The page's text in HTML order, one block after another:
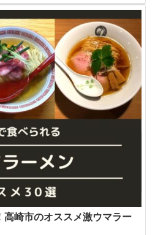
高崎市のオススメ激ウマラー